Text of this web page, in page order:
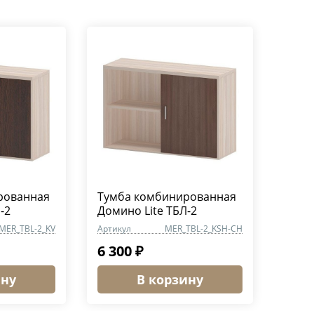
2
2_KV
Тумба комбинированная
Домино Lite ТБЛ-2
Артикул MER_TBL-2_KSH-CH
6 300 ₽
В корзину